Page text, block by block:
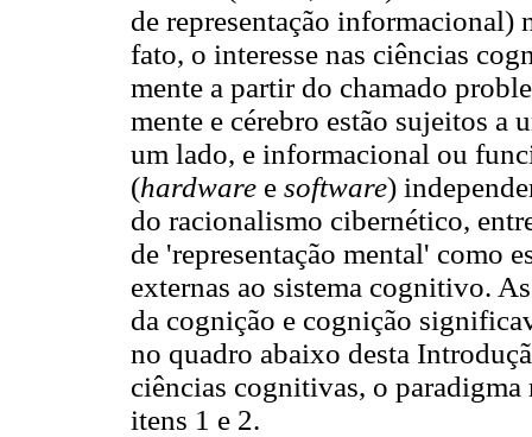
de representação informacional)
fato, o interesse nas ciências
mente a partir do chamado
mente e cérebro estão sujeitos a
um lado, e informacional ou
(hardware e software)
do racionalismo cibernético,
de 'representação mental' como
externas ao sistema cognitivo.
da cognição e cognição
no quadro abaixo desta
ciências cognitivas, o paradigma
itens 1 e 2.